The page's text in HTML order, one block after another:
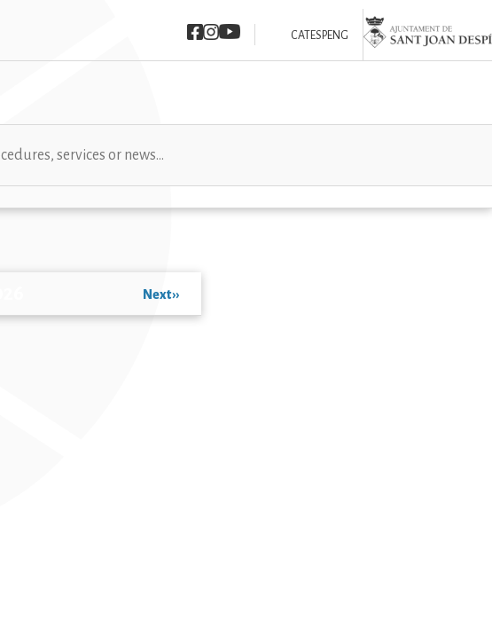
Imatge
Imatge
Imatge CAT ESPENG
Imatge
Next››